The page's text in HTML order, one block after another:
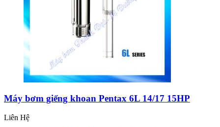
Máy bơm giếng khoan Pentax 6L 14/17 15HP
Liên Hệ